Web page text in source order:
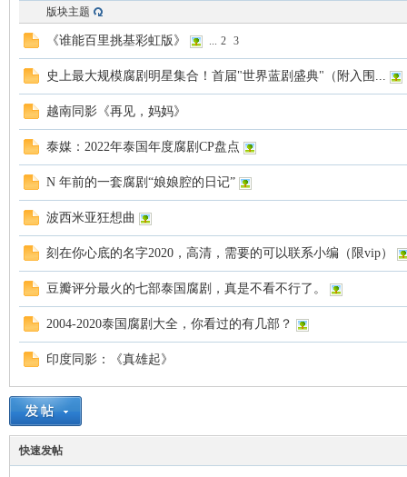
版块主题
《谁能百里挑基彩虹版》 ... 2 3
史上最大规模腐剧明星集合！首届"世界蓝剧盛典"（附入围...
越南同影《再见，妈妈》
泰媒：2022年泰国年度腐剧CP盘点
N 年前的一套腐剧“娘娘腔的日记”
波西米亚狂想曲
刻在你心底的名字2020，高清，需要的可以联系小编（限vip）
豆瓣评分最火的七部泰国腐剧，真是不看不行了。
2004-2020泰国腐剧大全，你看过的有几部？
印度同影：《真雄起》
快速发帖